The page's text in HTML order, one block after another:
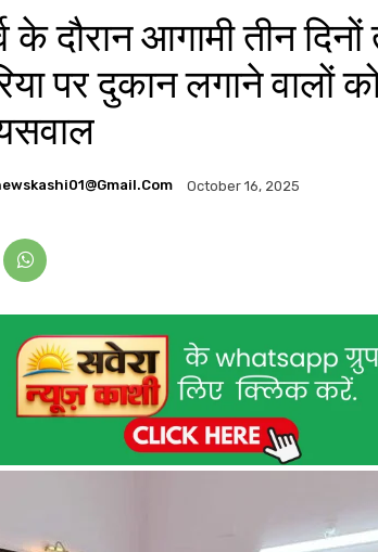
के दौरान आगामी तीन
पर दुकान लगाने वालों
October 16, 2025